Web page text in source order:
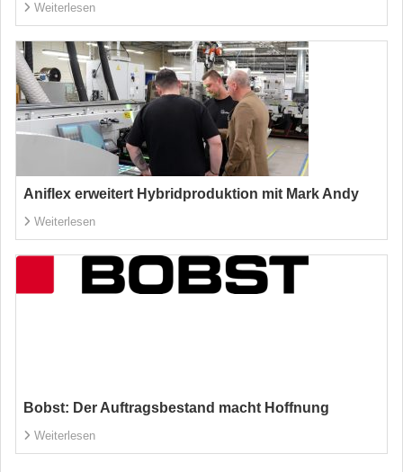
Weiterlesen
Aniflex erweitert Hybridproduktion mit Mark Andy
Weiterlesen
Bobst: Der Auftragsbestand macht Hoffnung
Weiterlesen